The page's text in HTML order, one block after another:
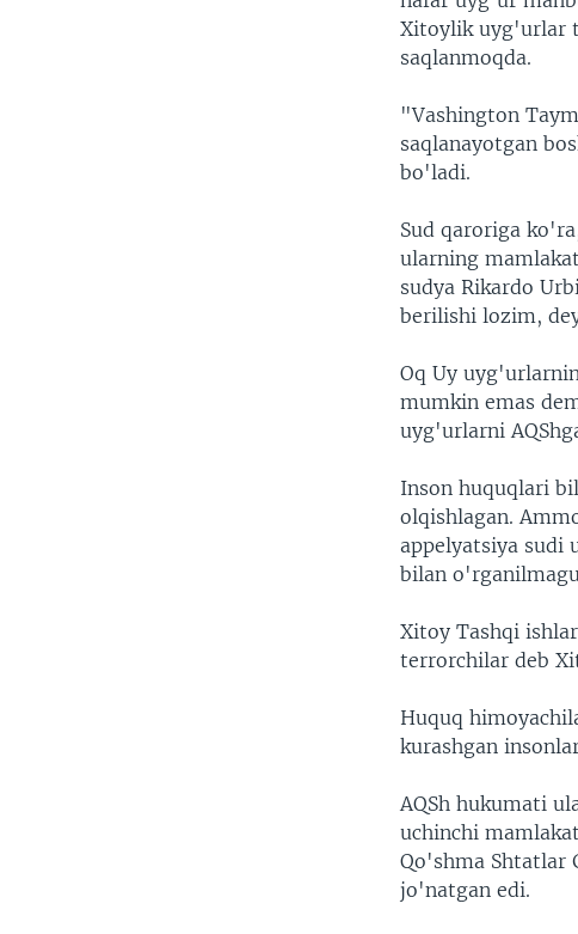
Xitoylik uyg'urlar
saqlanmoqda.
"Vashington
saqlanayotgan
bo'ladi.
Sud qaroriga
ularning
sudya Rikardo
berilishi lozim,
Oq Uy
mumkin emas
uyg'urlarni
Inson huquqlari
olqishlagan.
appelyatsiya sudi
bilan
Xitoy Tashqi
terrorchilar deb
Huquq
kurashgan
AQSh hukumati
uchinchi
Qo'shma Shtatlar
jo'natgan edi.